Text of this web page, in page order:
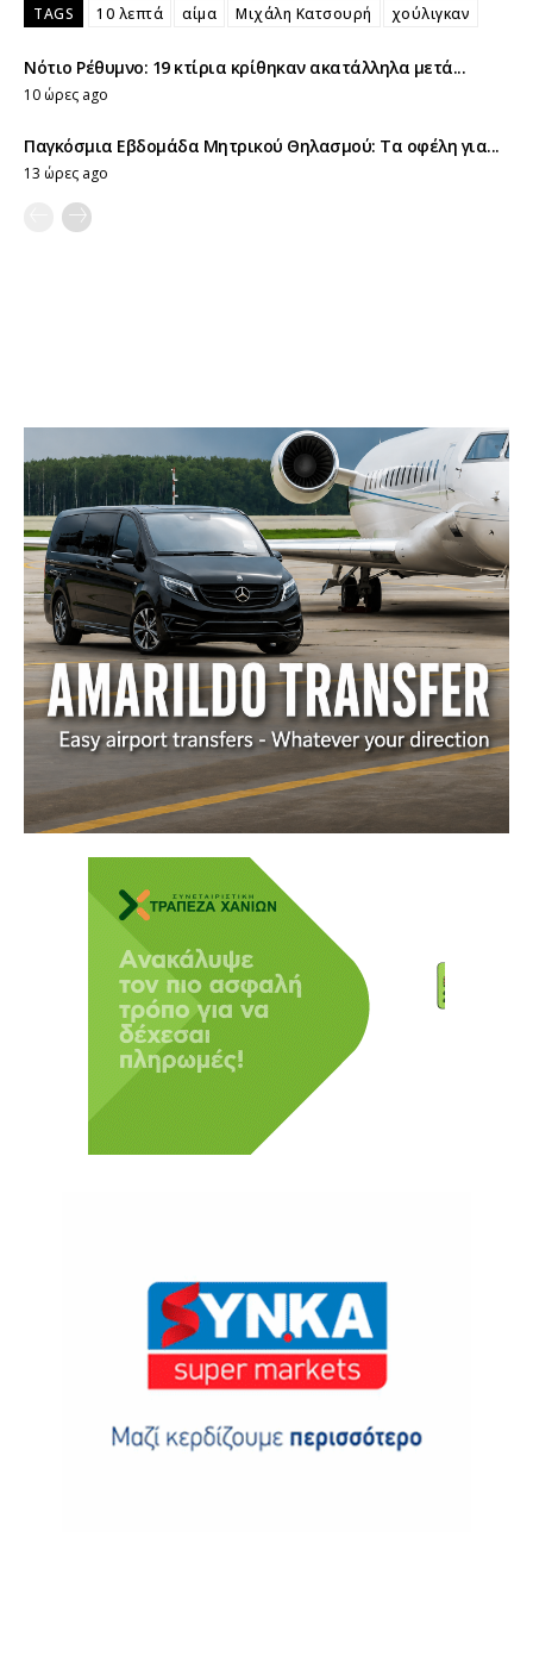
TAGS 10 λεπτά αίμα Μιχάλη Κατσουρή χούλιγκαν
Νότιο Ρέθυμνο: 19 κτίρια κρίθηκαν ακατάλληλα μετά...
10 ώρες ago
Παγκόσμια Εβδομάδα Μητρικού Θηλασμού: Τα οφέλη για...
13 ώρες ago